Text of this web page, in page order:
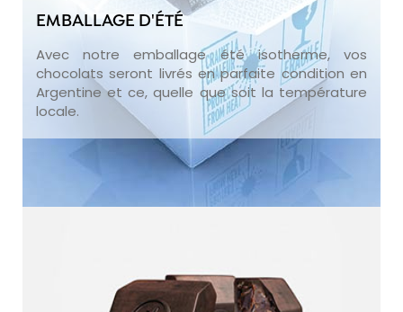
EMBALLAGE D'ÉTÉ
Avec notre emballage été isotherme, vos
chocolats seront livrés en parfaite condition en
Argentine et ce, quelle que soit la température
locale.